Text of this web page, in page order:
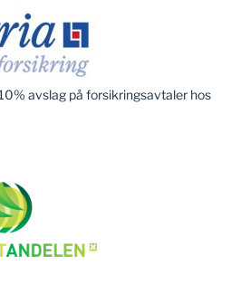
avslag på forsikringsavtaler hos